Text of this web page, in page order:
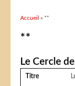
Vous êtes ici
Accueil » **
**
Le Cercle
Titre